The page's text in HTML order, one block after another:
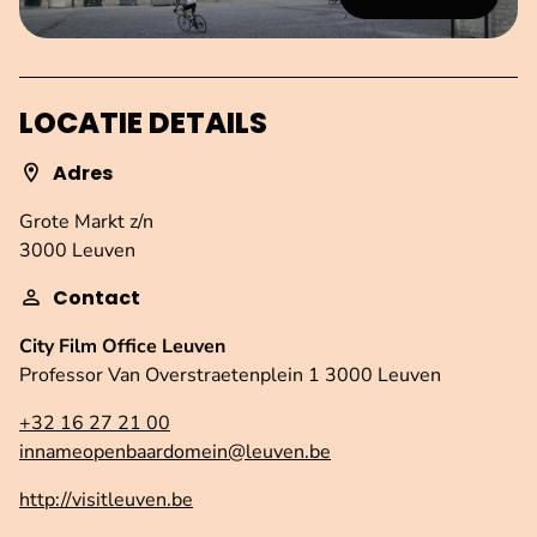
LOCATIE DETAILS
Adres
Grote Markt z/n
3000 Leuven
Contact
City Film Office Leuven
Professor Van Overstraetenplein 1 3000 Leuven
+32 16 27 21 00
innameopenbaardomein@leuven.be
http://visitleuven.be